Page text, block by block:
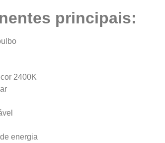
principais:
2400K
energia